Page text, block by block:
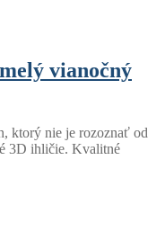
vianočný
ktorý nie je rozoznať od
3D ihličie. Kvalitné